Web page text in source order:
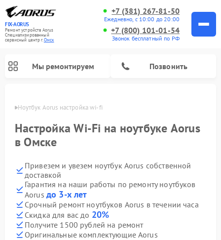
FIX-AORUS
Ремонт устройств Aorus
Специализированный
cервисный центр г.Омск
+7 (381) 267-81-50
Ежедневно, с 10:00 до 20:00
+7 (800) 101-01-54
Звонок бесплатный по РФ
Мы ремонтируем Позвонить
Ноутбук Aorus настройка wi-fi
Настройка Wi-Fi на ноутбуке Aorus
в Омске
Привезем и увезем ноутбук Aorus собственной
доставкой
Гарантия на наши работы по ремонту ноутбуков
Aorus до 3-х лет
Срочный ремонт ноутбуков Aorus в течении часа
Скидка для вас до 20%
Получите 1500 рублей на ремонт
Оригинальные комплектующие Aorus